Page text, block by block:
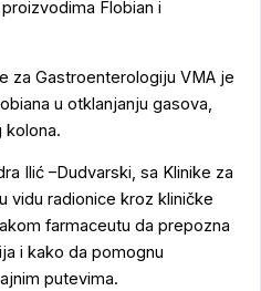
Flobian i
za Gastroenterologiju VMA je
u otklanjanju gasova,
kolona.
Ilić –Dudvarski, sa Klinike za
vidu radionice kroz kliničke
farmaceutu da prepozna
i kako da pomognu
putevima.